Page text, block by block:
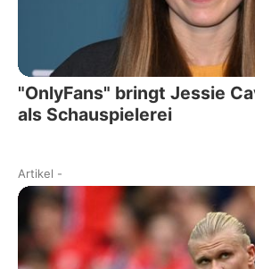
"OnlyFans" bringt Jessie
als Schauspielerei
Artikel -